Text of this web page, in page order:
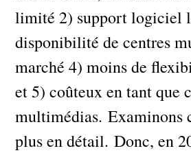
limité 2) support logiciel
disponibilité de centres
marché 4) moins de
et 5) coûteux en tant que
multimédias. Examinons
plus en détail. Donc, en